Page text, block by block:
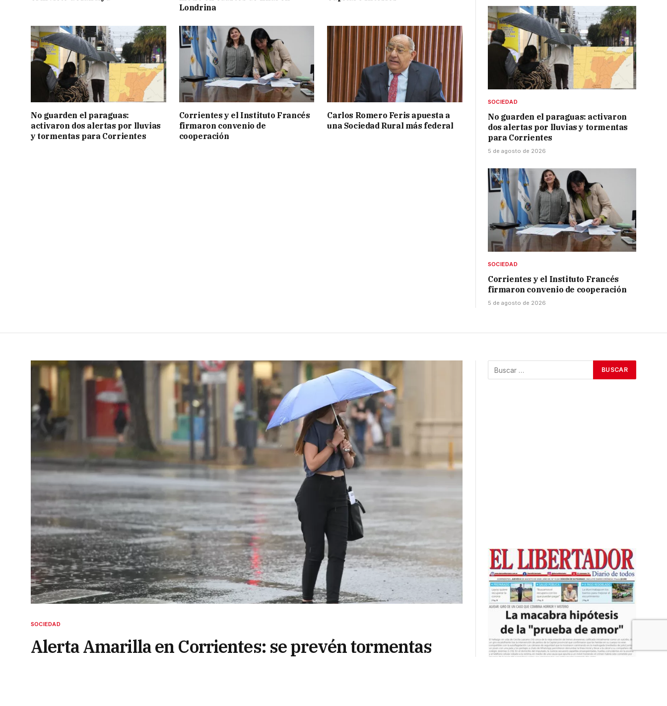
Londrina
No guarden el paraguas:
activaron dos alertas por lluvias
y tormentas para Corrientes
Corrientes y el Instituto Francés
firmaron convenio de
cooperación
Carlos Romero Feris apuesta a
una Sociedad Rural más federal
SOCIEDAD
No guarden el paraguas: activaron
dos alertas por lluvias y tormentas
para Corrientes
5 de agosto de 2026
SOCIEDAD
Corrientes y el Instituto Francés
firmaron convenio de cooperación
5 de agosto de 2026
SOCIEDAD
Alerta Amarilla en Corrientes: se prevén tormentas